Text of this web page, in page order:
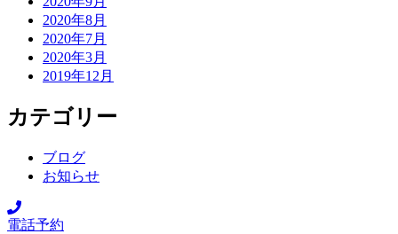
2020年8月
2020年7月
2020年3月
2019年12月
カテゴリー
ブログ
お知らせ
電話予約